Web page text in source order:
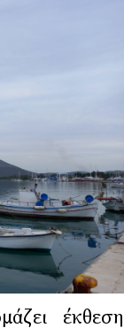
έκθεση